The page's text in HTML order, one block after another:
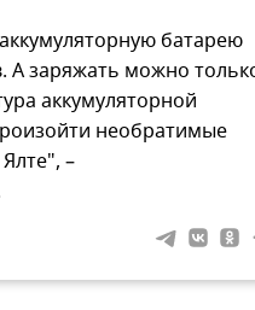
батарею
А заряжать можно
аккумуляторной
необратимые
–